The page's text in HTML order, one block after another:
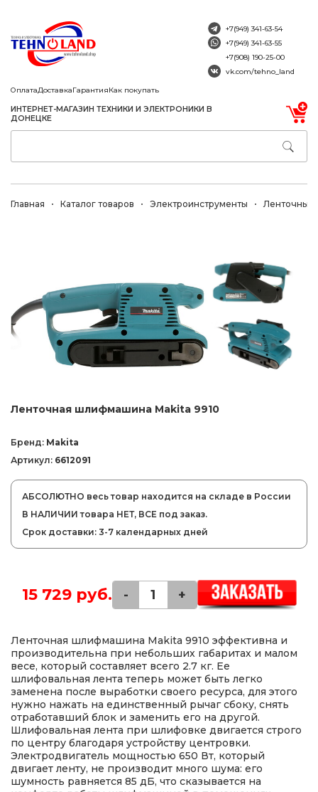
ОплатаДоставкаГарантияКак покупать
ИНТЕРНЕТ-МАГАЗИН ТЕХНИКИ И ЭЛЕКТРОНИКИ В
ДОНЕЦКЕ
+7(949) 341-63-54
+7(949) 341-63-55
+7(908) 190-25-00
vk.com/tehno_land
Главная Каталог товаров Электроинструменты
Ленточная шлифмашина Makita 9910
Бренд: Makita
Артикул: 6612091
АБСОЛЮТНО весь товар находится на складе в России
В НАЛИЧИИ товара НЕТ, ВСЕ под заказ.
Срок доставки: 3-7 календарных дней
15 729 руб. - +
Ленточная шлифмашина Makita 9910 эффективна и
производительна при небольших габаритах и малом
весе, который составляет всего 2.7 кг. Ее
шлифовальная лента теперь может быть легко
заменена после выработки своего ресурса, для этого
нужно нажать на единственный рычаг сбоку, снять
отработавший блок и заменить его на другой.
Шлифовальная лента при шлифовке двигается строго
по центру благодаря устройству центровки.
Электродвигатель мощностью 650 Вт, который
двигает ленту, не производит много шума: его
шумность равняется 85 дБ, что сказывается на